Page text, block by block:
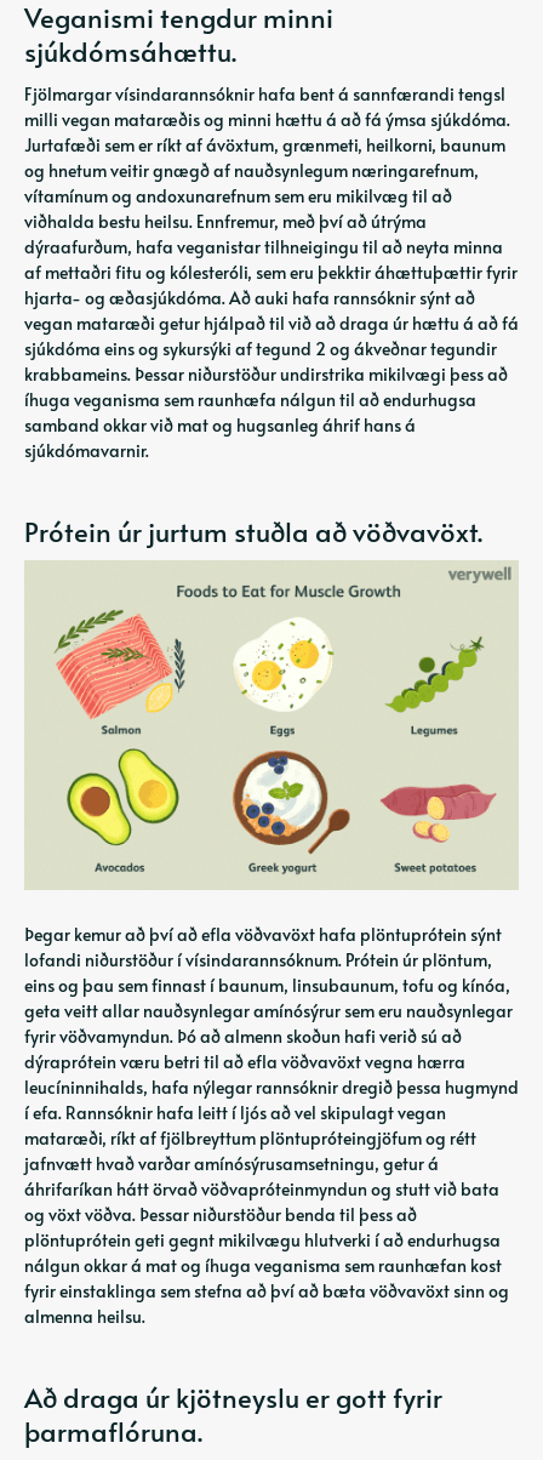
Veganismi tengdur minni
sjúkdómsáhættu.
Fjölmargar vísindarannsóknir hafa bent á sannfærandi tengsl
milli vegan mataræðis og minni hættu á að fá ýmsa sjúkdóma.
Jurtafæði sem er ríkt af ávöxtum, grænmeti, heilkorni, baunum
og hnetum veitir gnægð af nauðsynlegum næringarefnum,
vítamínum og andoxunarefnum sem eru mikilvæg til að
viðhalda bestu heilsu. Ennfremur, með því að útrýma
dýraafurðum, hafa veganistar tilhneigingu til að neyta minna
af mettaðri fitu og kólesteróli, sem eru þekktir áhættuþættir fyrir
hjarta- og æðasjúkdóma. Að auki hafa rannsóknir sýnt að
vegan mataræði getur hjálpað til við að draga úr hættu á að fá
sjúkdóma eins og sykursýki af tegund 2 og ákveðnar tegundir
krabbameins. Þessar niðurstöður undirstrika mikilvægi þess að
íhuga veganisma sem raunhæfa nálgun til að endurhugsa
samband okkar við mat og hugsanleg áhrif hans á
sjúkdómavarnir.
Prótein úr jurtum stuðla að vöðvavöxt.
Þegar kemur að því að efla vöðvavöxt hafa plöntuprótein sýnt
lofandi niðurstöður í vísindarannsóknum. Prótein úr plöntum,
eins og þau sem finnast í baunum, linsubaunum, tofu og kínóa,
geta veitt allar nauðsynlegar amínósýrur sem eru nauðsynlegar
fyrir vöðvamyndun. Þó að almenn skoðun hafi verið sú að
dýraprótein væru betri til að efla vöðvavöxt vegna hærra
leucíninnihalds, hafa nýlegar rannsóknir dregið þessa hugmynd
í efa. Rannsóknir hafa leitt í ljós að vel skipulagt vegan
mataræði, ríkt af fjölbreyttum plöntupróteingjöfum og rétt
jafnvætt hvað varðar amínósýrusamsetningu, getur á
áhrifaríkan hátt örvað vöðvapróteinmyndun og stutt við bata
og vöxt vöðva. Þessar niðurstöður benda til þess að
plöntuprótein geti gegnt mikilvægu hlutverki í að endurhugsa
nálgun okkar á mat og íhuga veganisma sem raunhæfan kost
fyrir einstaklinga sem stefna að því að bæta vöðvavöxt sinn og
almenna heilsu.
Að draga úr kjötneyslu er gott fyrir
þarmaflóruna.